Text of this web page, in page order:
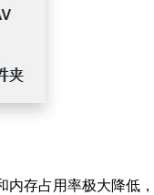
存占用率极大降低